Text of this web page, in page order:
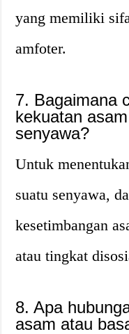
yang memiliki
amfoter.
7. Bagaimana
kekuatan
senyawa?
Untuk
suatu senyawa,
kesetimbangan
atau tingkat
8. Apa
asam atau